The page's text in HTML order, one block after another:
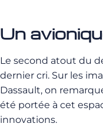
Un
Le second atout du
dernier cri. Sur les
Dassault, on
été portée à cet
innovations.